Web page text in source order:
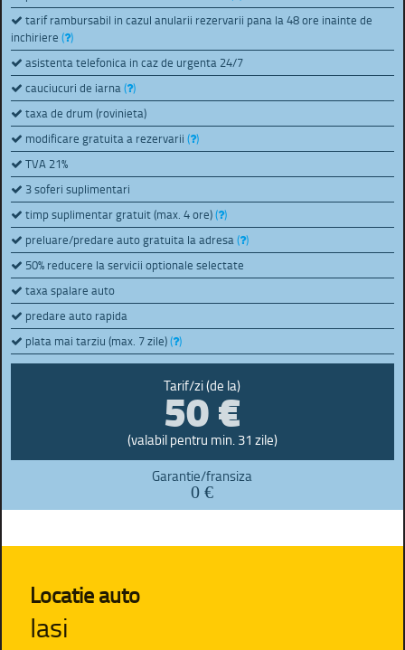
tarif rambursabil in cazul anularii rezervarii pana la 48 ore inainte de
inchiriere( )
asistenta telefonica in caz de urgenta 24/7
cauciucuri de iarna( )
taxa de drum (rovinieta)
modificare gratuita a rezervarii( )
TVA 21%
3 soferi suplimentari
timp suplimentar gratuit (max. 4 ore)( )
preluare/predare auto gratuita la adresa( )
50% reducere la servicii optionale selectate
taxa spalare auto
predare auto rapida
plata mai tarziu (max. 7 zile)( )
Tarif/zi (de la)
50 €
(valabil pentru min. 31 zile)
Garantie/fransiza
0 €
Locatie auto
Iasi